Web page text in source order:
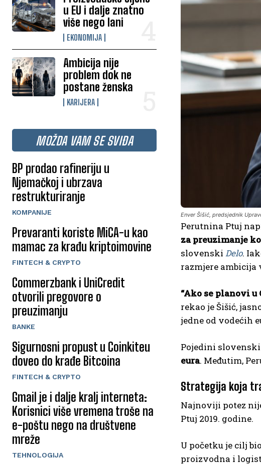
u EU i dalje znatno
više nego lani
EKONOMIJA
Ambicija nije
problem dok ne
postane ženska
KARIJERA
MOŽDA VAM SE SVIĐA
BP prodao rafineriju u
Njemačkoj i ubrzava
restrukturiranje
KOMPANIJE
Prevaranti koriste MiCA-u kao
mamac za krađu kriptoimovine
FINTECH & CRYPTO
Commerzbank i UniCredit
otvorili pregovore o
preuzimanju
BANKE
Sigurnosni propust u Coinkiteu
doveo do krađe Bitcoina
FINTECH & CRYPTO
Gmail je i dalje kralj interneta:
Korisnici više vremena troše na
e-poštu nego na društvene
mreže
TEHNOLOGIJA
Enver Šišić, predsjednik
Perutnina Ptuj
za preuzimanje
slovenski Delo.
razmjere ambicija
“Ako se planovi
rekao je Šišić,
jedne od vodećih
Pojedini
eura. Međutim,
Strategija koja
Najnoviji potez
Ptuj 2019. godine.
U početku je cilj
proizvodna i